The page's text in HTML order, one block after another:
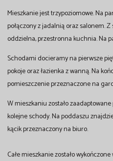
Mieszkanie jest trzypoziomowe. Na
połączony z jadalnią oraz salonem.
oddzielna, przestronna kuchnia. Na
Schodami docieramy na pierwsze
pokoje oraz łazienka z wanną. Na
pomieszczenie przeznaczone na
W mieszkaniu zostało
kolejne schody. Na poddaszu
kącik przeznaczony na biuro.
Całe mieszkanie zostało